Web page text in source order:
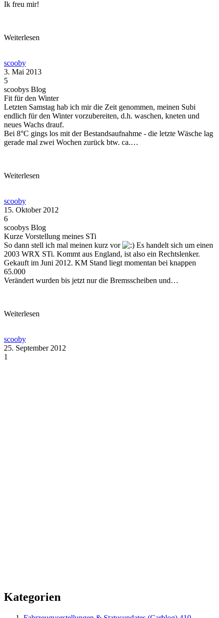
Ik freu mir!
Weiterlesen
scooby
3. Mai 2013
5
scoobys Blog
Fit für den Winter
Letzten Samstag hab ich mir die Zeit genommen, meinen Subi
endlich für den Winter vorzubereiten, d.h. waschen, kneten und
neues Wachs drauf.
Bei 8°C gings los mit der Bestandsaufnahme - die letzte Wäsche lag
gerade mal zwei Wochen zurück btw. ca.…
Weiterlesen
scooby
15. Oktober 2012
6
scoobys Blog
Kurze Vorstellung meines STi
So dann stell ich mal meinen kurz vor
Es handelt sich um einen
2003 WRX STi. Kommt aus England, ist also ein Rechtslenker.
Gekauft im Juni 2012. KM Stand liegt momentan bei knappen
65.000
Verändert wurden bis jetzt nur die Bremsscheiben und…
Weiterlesen
scooby
25. September 2012
1
Kategorien